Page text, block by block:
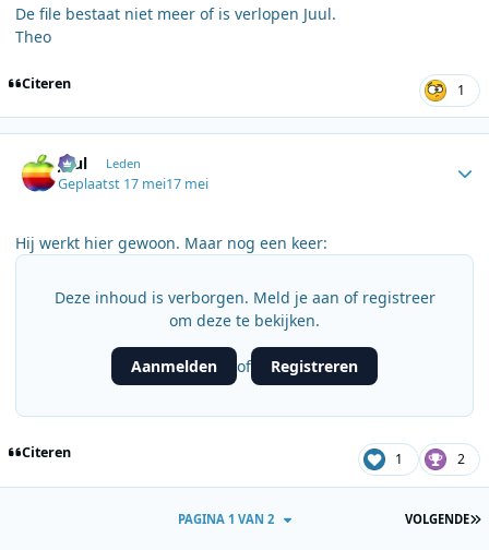
De file bestaat niet meer of is verlopen Juul.
Theo
Citeren 1
Juul Leden
Geplaatst 17 mei17 mei
Hij werkt hier gewoon. Maar nog een keer:
Deze inhoud is verborgen. Meld je aan of registreer
om deze te bekijken.
Aanmelden of Registreren
Citeren 1 2
VOLGENDE
PAGINA 1 VAN 2